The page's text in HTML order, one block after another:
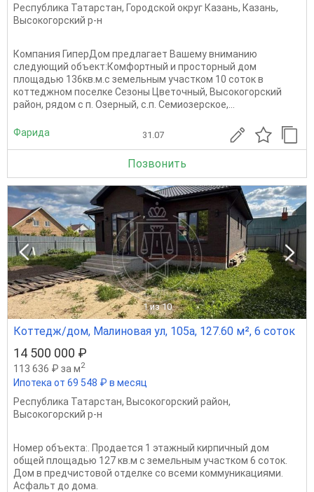
Республика Татарстан, Городской округ Казань, Казань,
Высокогорский р-н
Компания ГиперДом предлагает Вашему вниманию
следующий объект:Комфортный и просторный дом
площадью 136кв.м.с земельным участком 10 соток в
коттеджном поселке Сезоны Цветочный, Высокогорский
район, рядом с п. Озерный, с.п. Семиозерское,...
Фарида 31.07
Позвонить
1 из 10
Коттедж/дом, Малиновая ул, 105а, 127.60 м², 6 соток
14 500 000 ₽
113 636 ₽ за м2
Ипотека от 69 548 ₽ в месяц
Республика Татарстан, Высокогорский район,
Высокогорский р-н
Номер объекта:. Продается 1 этажный кирпичный дом
общей площадью 127 кв.м с земельным участком 6 соток.
Дом в предчистовой отделке со всеми коммуникациями.
Асфальт до дома.